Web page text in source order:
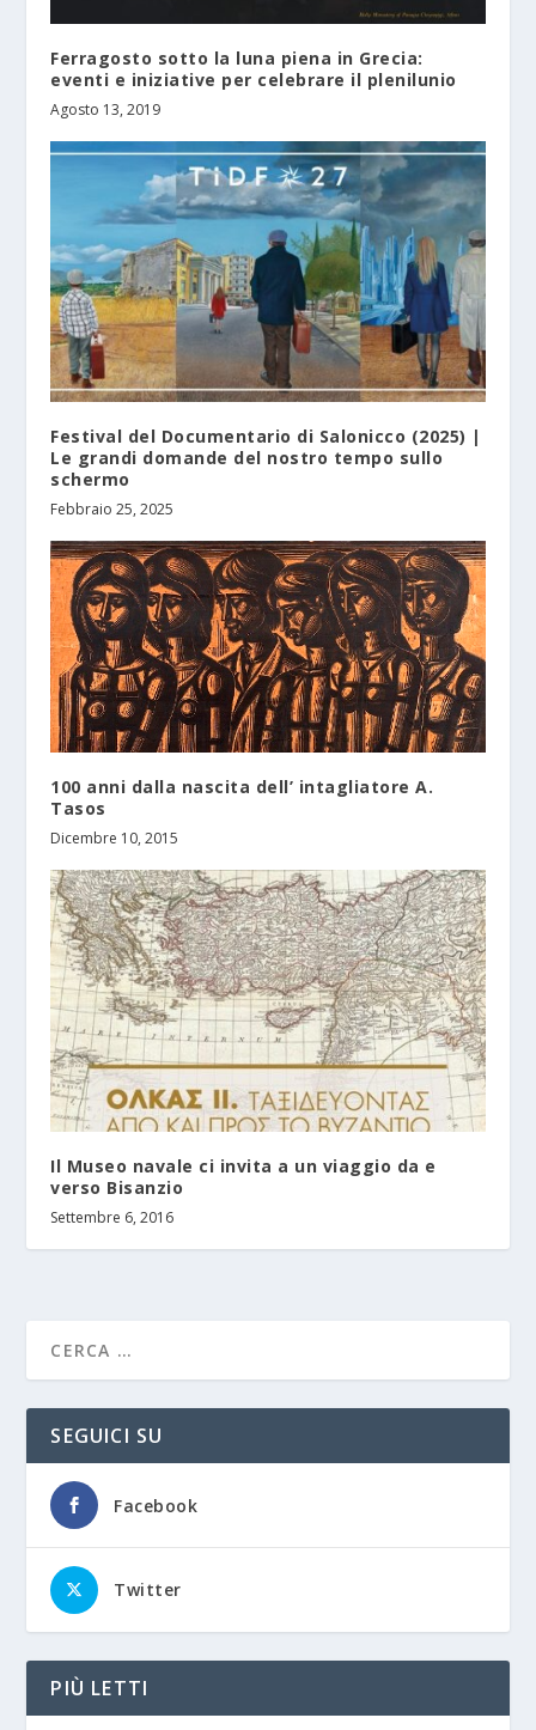
Ferragosto sotto la luna piena in Grecia:
eventi e iniziative per celebrare il plenilunio
Agosto 13, 2019
Festival del Documentario di Salonicco (2025) |
Le grandi domande del nostro tempo sullo
schermo
Febbraio 25, 2025
100 anni dalla nascita dell’ intagliatore A.
Tasos
Dicembre 10, 2015
Il Museo navale ci invita a un viaggio da e
verso Bisanzio
Settembre 6, 2016
SEGUICI SU
Facebook
Twitter
PIÙ LETTI